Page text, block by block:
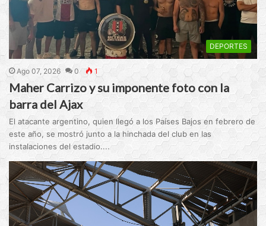
DEPORTES
Ago 07, 2026 0 1
Maher Carrizo y su imponente foto con la
barra del Ajax
El atacante argentino, quien llegó a los Países Bajos en febrero de
este año, se mostró junto a la hinchada del club en las
instalaciones del estadio....